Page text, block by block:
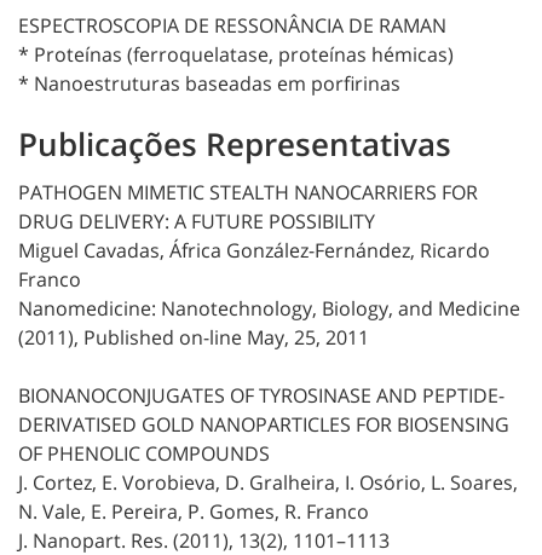
ESPECTROSCOPIA DE RESSONÂNCIA DE RAMAN
* Proteínas (ferroquelatase, proteínas hémicas)
* Nanoestruturas baseadas em porfirinas
Publicações Representativas
PATHOGEN MIMETIC STEALTH NANOCARRIERS FOR
DRUG DELIVERY: A FUTURE POSSIBILITY
Miguel Cavadas, África González-Fernández, Ricardo
Franco
Nanomedicine: Nanotechnology, Biology, and Medicine
(2011), Published on-line May, 25, 2011
BIONANOCONJUGATES OF TYROSINASE AND PEPTIDE-
DERIVATISED GOLD NANOPARTICLES FOR BIOSENSING
OF PHENOLIC COMPOUNDS
J. Cortez, E. Vorobieva, D. Gralheira, I. Osório, L. Soares,
N. Vale, E. Pereira, P. Gomes, R. Franco
J. Nanopart. Res. (2011), 13(2), 1101–1113